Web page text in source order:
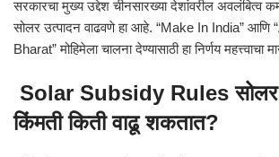
सरकारचा मुख्य उद्देश चीनसारख्या देशांवरील अवलंबित्व
सोलर उत्पादन वाढवणे हा आहे. “Make In India” आणि
Bharat” मोहिमेला चालना देण्यासाठी हा निर्णय महत्त्वाचा
Solar Subsidy Rules सोलर
किंमती किती वाढू शकतात?